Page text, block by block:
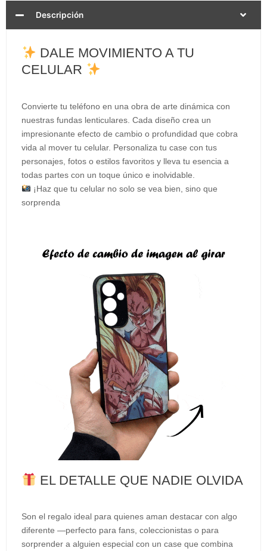
Descripción
DALE MOVIMIENTO A TU
CELULAR
Convierte tu teléfono en una obra de arte dinámica con
nuestras fundas lenticulares. Cada diseño crea un
impresionante efecto de cambio o profundidad que cobra
vida al mover tu celular. Personaliza tu case con tus
personajes, fotos o estilos favoritos y lleva tu esencia a
todas partes con un toque único e inolvidable.
¡Haz que tu celular no solo se vea bien, sino que
sorprenda
EL DETALLE QUE NADIE OLVIDA
Son el regalo ideal para quienes aman destacar con algo
diferente —perfecto para fans, coleccionistas o para
sorprender a alguien especial con un case que combina